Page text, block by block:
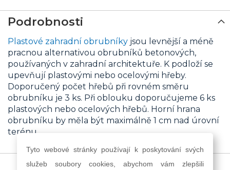
Podrobnosti
Plastové zahradní obrubníky jsou levnější a méně
pracnou alternativou obrubníků betonových,
používaných v zahradní architektuře. K podloží se
upevňují plastovými nebo ocelovými hřeby.
Doporučený počet hřebů při rovném směru
obrubníku je 3 ks. Při oblouku doporučujeme 6 ks
plastových nebo ocelových hřebů. Horní hrana
obrubníku by měla být maximálně 1 cm nad úrovní
terénu.
Tyto webové stránky používají k poskytování svých
služeb soubory cookies, abychom vám zlepšili